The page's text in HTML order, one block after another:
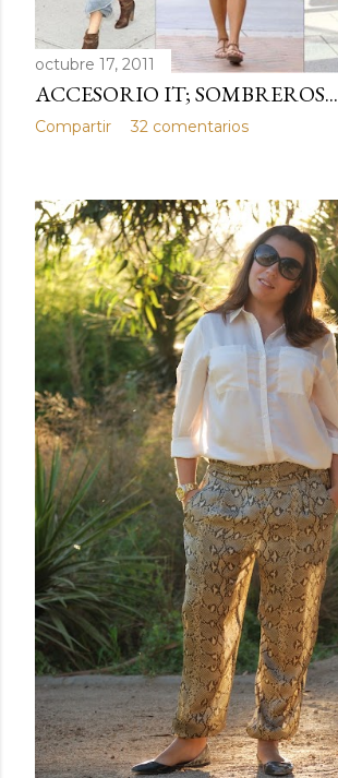
octubre 17, 2011
ACCESORIO IT; SOMBREROS...
Compartir 32 comentarios